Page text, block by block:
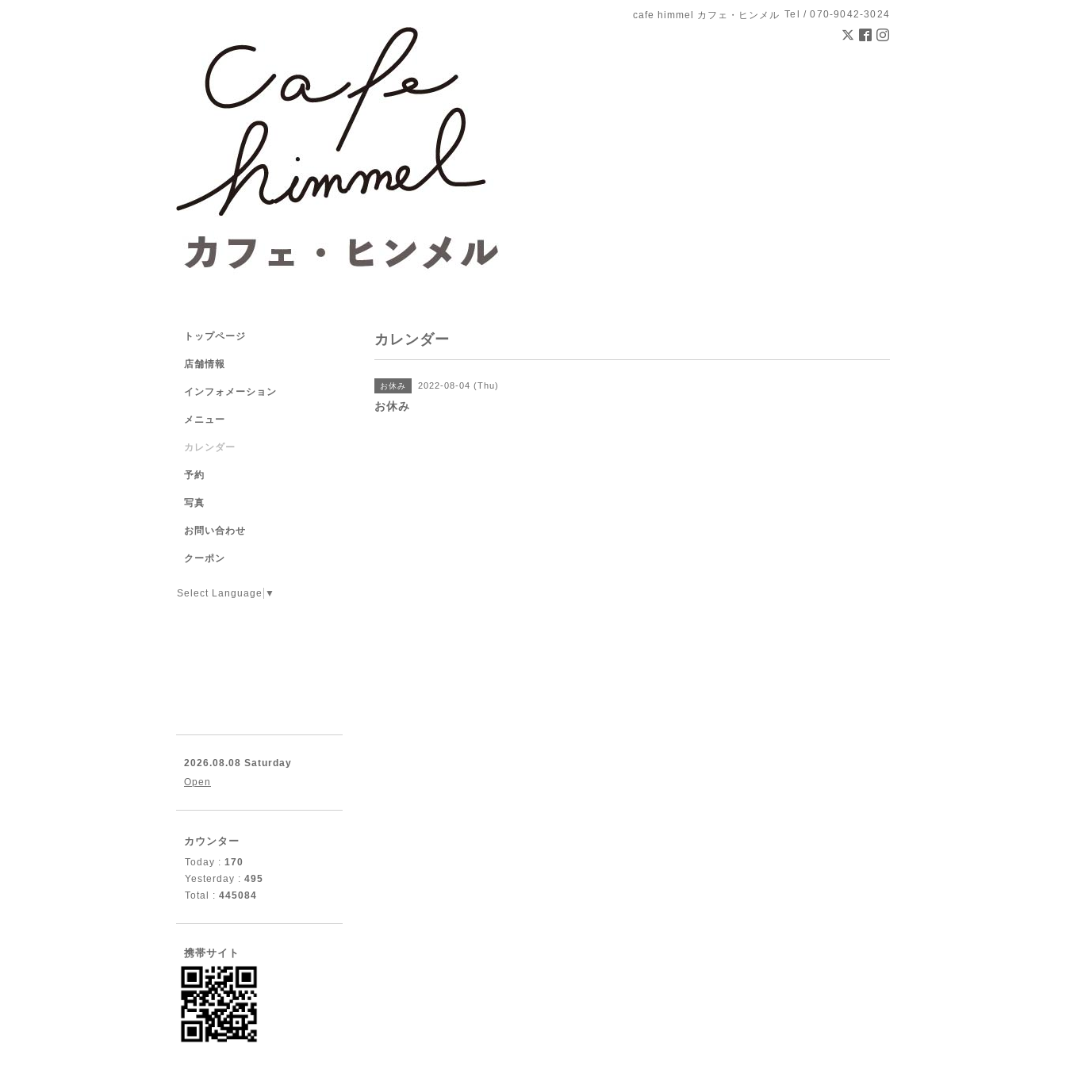
cafe himmel カフェ・ヒンメル Tel / 070-9042-3024
カレンダー
お休み 2022-08-04 (Thu)
お休み
トップページ
店舗情報
インフォメーション
メニュー
カレンダー
予約
写真
お問い合わせ
クーポン
Select Language ▼
2026.08.08 Saturday
Open
カウンター
Today : 170
Yesterday : 495
Total : 445084
携帯サイト